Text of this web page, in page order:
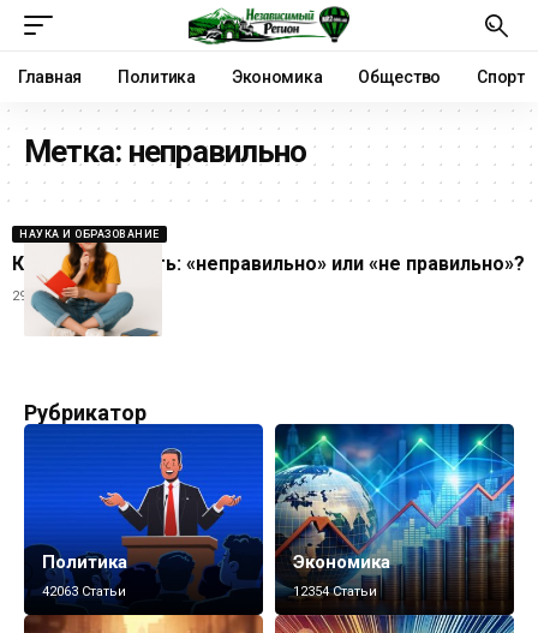
Главная Политика Экономика Общество Спорт
Метка: неправильно
НАУКА И ОБРАЗОВАНИЕ
Как верно писать: «неправильно» или «не правильно»?
29.07.2025
Рубрикатор
Политика
42063 Статьи
Экономика
12354 Статьи